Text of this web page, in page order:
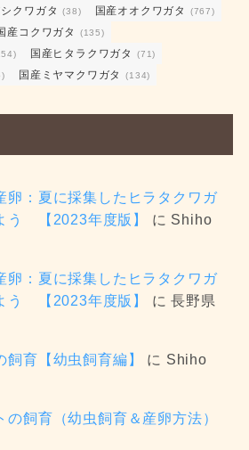
クワガタ (38) 国産オオクワガタ (767)
産コクワガタ (135)
国産ヒタラクワガタ (71)
国産ミヤマクワガタ (134)
卵：夏に採集したヒラタクワガ
う 【2023年度版】
に Shiho
卵：夏に採集したヒラタクワガ
う 【2023年度版】
に長野県
育【幼虫飼育編】 に Shiho
の飼育（幼虫飼育＆産卵方法）